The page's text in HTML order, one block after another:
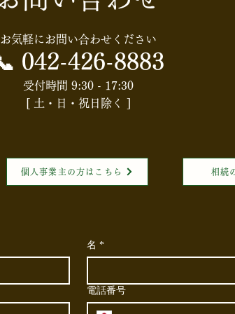
お気軽にお問い合わせください
042-426-8883
受付時間 9:30 - 17:30
[ 土・日・祝日除く ]
個人事業主の方はこちら 相続
名 *
電話番号